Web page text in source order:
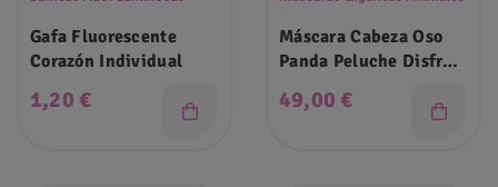
Gafa Fluorescente
Corazón Individual
Precio
1,20 €
Máscara Cabeza Oso
Panda Peluche Disfraz
Precio
49,00 €